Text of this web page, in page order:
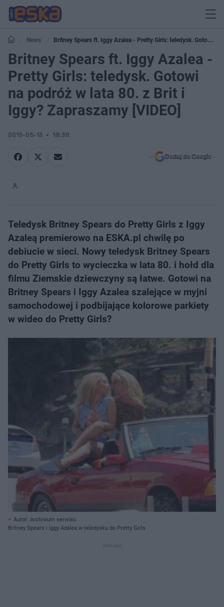
News
Britney Spears ft. Iggy Azalea - Pretty Girls: teledysk. Gotowi na
podróż w lata 80. z Brit i Iggy? Zapraszamy [VIDEO]
Britney Spears ft. Iggy Azalea -
Pretty Girls: teledysk. Gotowi
na podróż w lata 80. z Brit i
Iggy? Zapraszamy [VIDEO]
2015-05-13 18:38
Dodaj do Google
Teledysk Britney Spears do Pretty Girls z Iggy
Azaleą premierowo na ESKA.pl chwilę po
debiucie w sieci. Nowy teledysk Britney Spears
do Pretty Girls to wycieczka w lata 80. i hołd dla
filmu Ziemskie dziewczyny są łatwe. Gotowi na
Britney Spears i Iggy Azalea szalejące w myjni
samochodowej i podbijające kolorowe parkiety
w wideo do Pretty Girls?
Autor: Archiwum serwisu
Britney Spears i Iggy Azalea w teledysku do Pretty Girls